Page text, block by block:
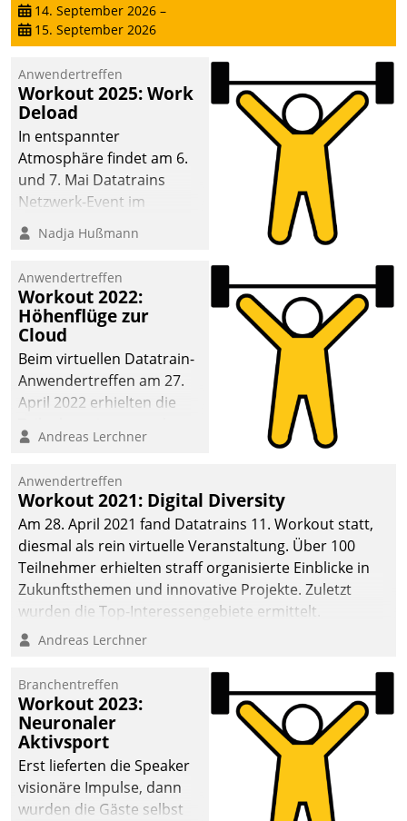
14. September 2026 –
15. September 2026
Anwendertreffen
Workout 2025: Work
Deload
In entspannter
Atmosphäre findet am 6.
und 7. Mai Datatrains
Netzwerk-Event im
Kunden- und Partnerkreis
statt. Zentrale Frage: Wie
Mammutprojekte
meistern und Workloads
wuppen – bei zunehmend
anspruchsvollen
Aufgaben und
abnehmendem
Nadja Hußmann
Anwendertreffen
Workout 2022:
Höhenflüge zur
Cloud
Beim virtuellen Datatrain-
Anwendertreffen am 27.
April 2022 erhielten die
Teilnehmer kurzweilige
Cloud-Strategien und -
Lösungen mit hohem
Zukunftspotenzial.
Andreas Lerchner
Anwendertreffen
Workout 2021: Digital Diversity
Am 28. April 2021 fand Datatrains 11. Workout statt,
diesmal als rein virtuelle Veranstaltung. Über 100
Teilnehmer erhielten straff organisierte Einblicke in
Zukunftsthemen und innovative Projekte. Zuletzt
wurden die Top-Interessengebiete ermittelt.
Andreas Lerchner
Branchentreffen
Workout 2023:
Neuronaler
Aktivsport
Erst lieferten die Speaker
visionäre Impulse, dann
wurden die Gäste selbst